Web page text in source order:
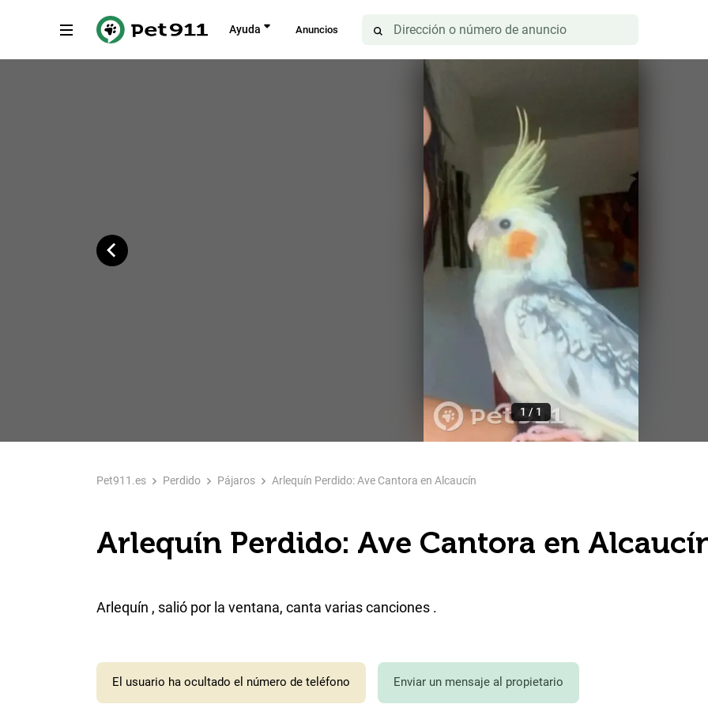
Ayuda Anuncios
1 / 1
Pet911.es Perdido Pájaros Arlequín Perdido: Ave Cantora en Alcaucín
Arlequín Perdido: Ave Cantora en
Arlequín , salió por la ventana, canta varias canciones .
El usuario ha ocultado el número de teléfono Enviar un mensaje al propietario
Atrás